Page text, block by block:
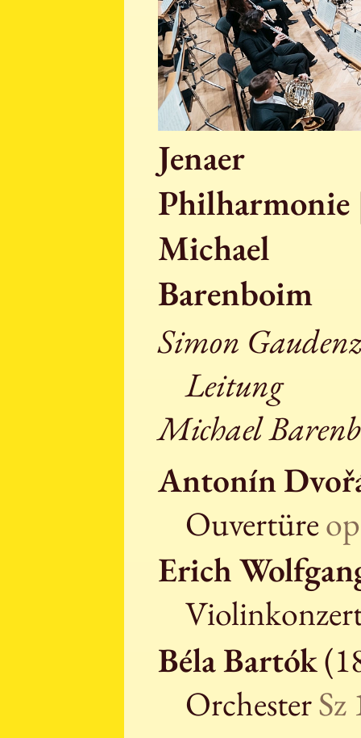
Jenaer
Philharmonie
Michael
Barenboim
Simon
Leitung
Michael
Antonín
Ouvertüre
Erich
Béla Bartók
OrchesterSz